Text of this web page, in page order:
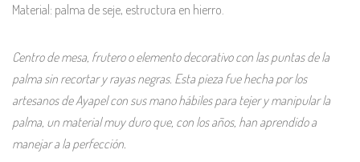
Material: palma de seje, estructura en hierro.
Centro de mesa, frutero o elemento decorativo con las puntas de la
palma sin recortar y rayas negras. Esta pieza fue hecha por los
artesanos de Ayapel con sus mano hábiles para tejer y manipular la
palma, un material muy duro que, con los años, han aprendido a
manejar a la perfección.